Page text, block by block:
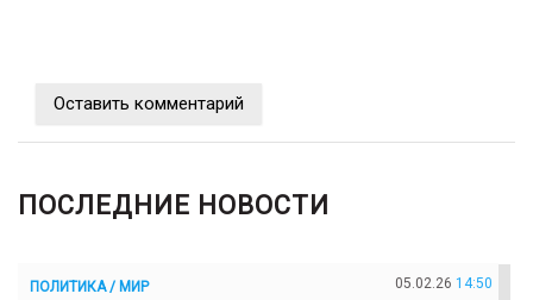
Оставить комментарий
ПОСЛЕДНИЕ НОВОСТИ
ПОЛИТИКА / МИР 05.02.26 14:50